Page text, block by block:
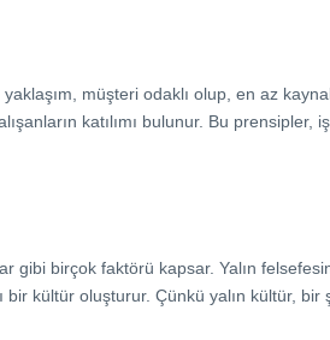
müşteri odaklı olup, en az
katılımı bulunur. Bu prensipler,
gibi birçok faktörü kapsar. Yalın
kültür oluşturur. Çünkü yalın kültür, bir